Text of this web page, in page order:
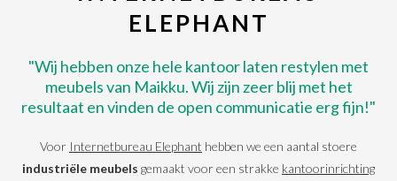
ELEPHANT
"Wij hebben onze hele kantoor laten restylen met
meubels van Maikku. Wij zijn zeer blij met het
resultaat en vinden de open communicatie erg fijn!"
Voor Internetbureau Elephant hebben we een aantal stoere
industriële meubels gemaakt voor een strakke kantoorinrichting